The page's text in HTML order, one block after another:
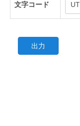
文字コード